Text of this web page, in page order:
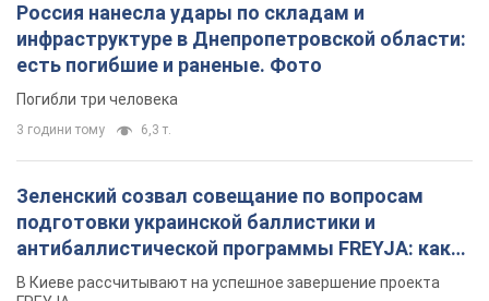
Россия нанесла удары по складам и
инфраструктуре в Днепропетровской области:
есть погибшие и раненые. Фото
Погибли три человека
3 години тому 6,3 т.
Зеленский созвал совещание по вопросам
подготовки украинской баллистики и
антибаллистической программы FREYJA: какие
решения готовятся
В Киеве рассчитывают на успешное завершение проекта